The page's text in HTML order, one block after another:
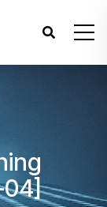
04]